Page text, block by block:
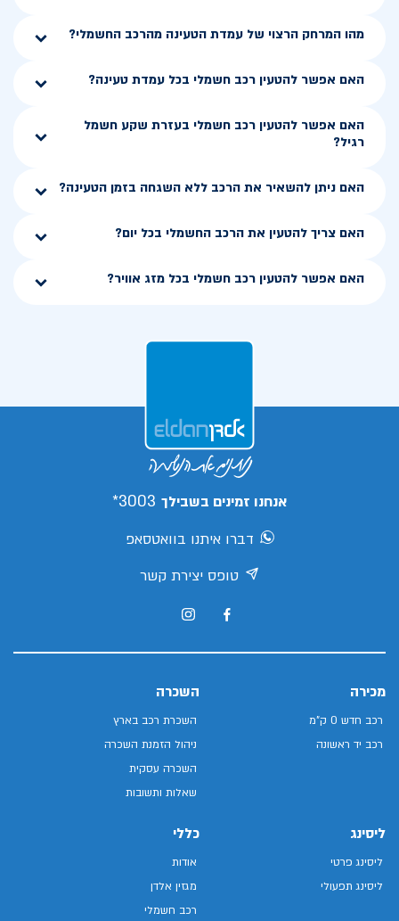
מהו המרחק הרצוי של עמדת הטעינה מהרכב החשמלי?
האם אפשר להטעין רכב חשמלי בכל עמדת טעינה?
האם אפשר להטעין רכב חשמלי בעזרת שקע חשמל
רגיל?
האם ניתן להשאיר את הרכב ללא השגחה בזמן הטעינה?
האם צריך להטעין את הרכב החשמלי בכל יום?
האם אפשר להטעין רכב חשמלי בכל מזג אוויר?
אנחנו זמינים בשבילך 3003*
דברו איתנו בוואטסאפ
טופס יצירת קשר
מכירה
רכב חדש 0 ק"מ
רכב יד ראשונה
השכרה
השכרת רכב בארץ
ניהול הזמנת השכרה
השכרה עסקית
שאלות ותשובות
ליסינג
ליסינג פרטי
ליסינג תפעולי
כללי
אודות
מגזין אלדן
רכב חשמלי